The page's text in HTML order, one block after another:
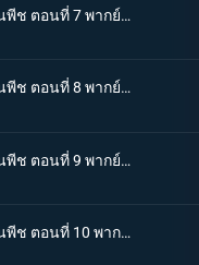
One piece วันพีช ตอนที่ 7 พากย์ไทย การดวลอันดุเดือด นักดาบโซโล ปะทะ นักกายกรรมคาบาจิ
One piece วันพีช ตอนที่ 8 พากย์ไทย ใครจะเป็นผู้ชนะ การปะทะกันของพลังแห่งผลปีศาจ!
One piece วันพีช ตอนที่ 9 พากย์ไทย จอมโกหกผู้เที่ยงธรรม กัปตันอุซป
One piece วันพีช ตอนที่ 10 พากย์ไทย คนประหลาดที่แข็งแกร่งที่สุด จังโก้ นักสะกดจิต!